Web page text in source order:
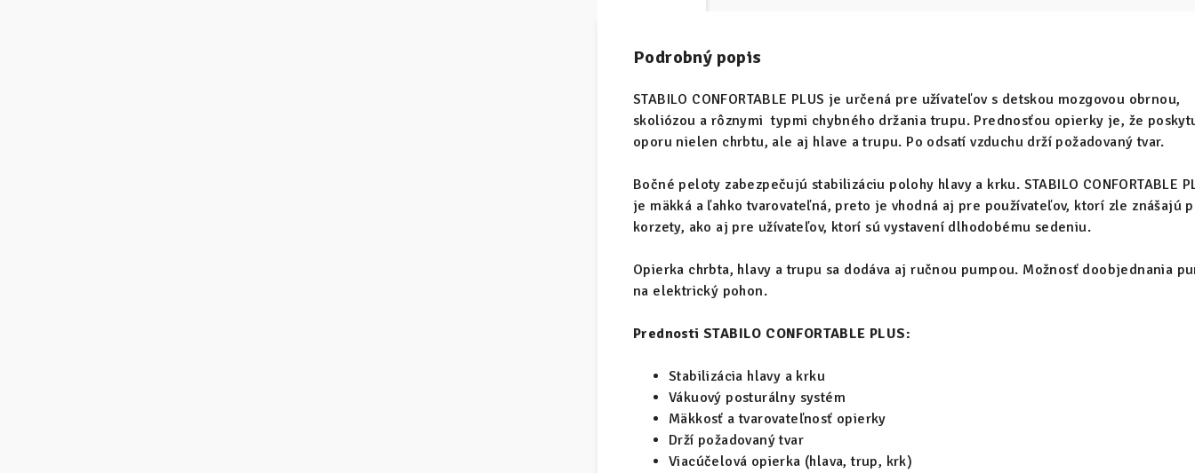
Podrobný popis
STABILO CONFORTABLE PLUS je určená pre užívateľov s detskou mozgovou obrnou,
skoliózou a rôznymi typmi chybného držania trupu. Prednosťou opierky je, že
oporu nielen chrbtu, ale aj hlave a trupu. Po odsatí vzduchu drží požadovaný tvar.
Bočné peloty zabezpečujú stabilizáciu polohy hlavy a krku. STABILO CONFORTABLE
je mäkká a ľahko tvarovateľná, preto je vhodná aj pre používateľov, ktorí zle znášajú
korzety, ako aj pre užívateľov, ktorí sú vystavení dlhodobému sedeniu.
Opierka chrbta, hlavy a trupu sa dodáva aj ručnou pumpou. Možnosť doobjednania
na elektrický pohon.
Prednosti STABILO CONFORTABLE PLUS:
Stabilizácia hlavy a krku
Vákuový posturálny systém
Mäkkosť a tvarovateľnosť opierky
Drží požadovaný tvar
Viacúčelová opierka (hlava, trup, krk)